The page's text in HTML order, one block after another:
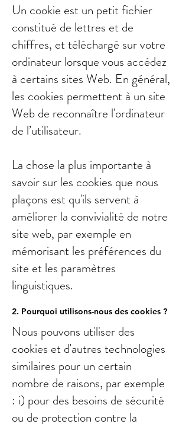
Un cookie est un petit fichier
constitué de lettres et de
chiffres, et téléchargé sur votre
ordinateur lorsque vous accédez
à certains sites Web. En général,
les cookies permettent à un site
Web de reconnaître l'ordinateur
de l’utilisateur.
La chose la plus importante à
savoir sur les cookies que nous
plaçons est qu'ils servent à
améliorer la convivialité de notre
site web, par exemple en
mémorisant les préférences du
site et les paramètres
linguistiques.
2. Pourquoi utilisons-nous des cookies ?
Nous pouvons utiliser des
cookies et d'autres technologies
similaires pour un certain
nombre de raisons, par exemple
: i) pour des besoins de sécurité
ou de protection contre la